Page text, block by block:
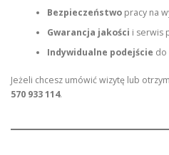
Bezpieczeństwopracy na
Gwarancja jakości i serwis
Indywidualne podejście do
Jeżeli chcesz umówić wizytę lub
570 933 114.